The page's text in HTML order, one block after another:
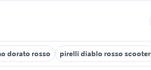
dorato rosso pirelli diablo rosso scooter